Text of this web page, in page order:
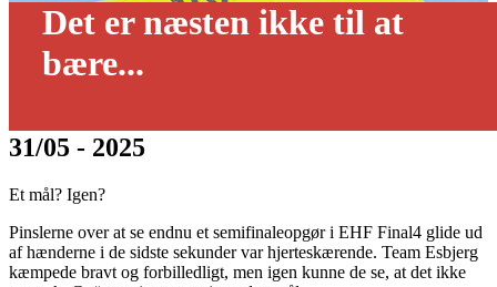
Det er næsten ikke til at
bære...
31/05 - 2025
Et mål? Igen?
Pinslerne over at se endnu et semifinaleopgør i EHF Final4 glide ud
af hænderne i de sidste sekunder var hjerteskærende. Team Esbjerg
kæmpede bravt og forbilledligt, men igen kunne de se, at det ikke